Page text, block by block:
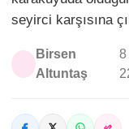
seyirci karşısına
Birsen
Altuntaş
8